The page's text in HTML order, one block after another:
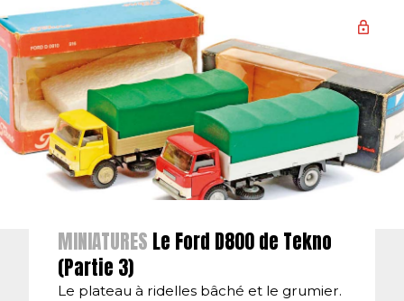
MINIATURES Le Ford D800 de Tekno
(Partie 3)
Le plateau à ridelles bâché et le grumier.